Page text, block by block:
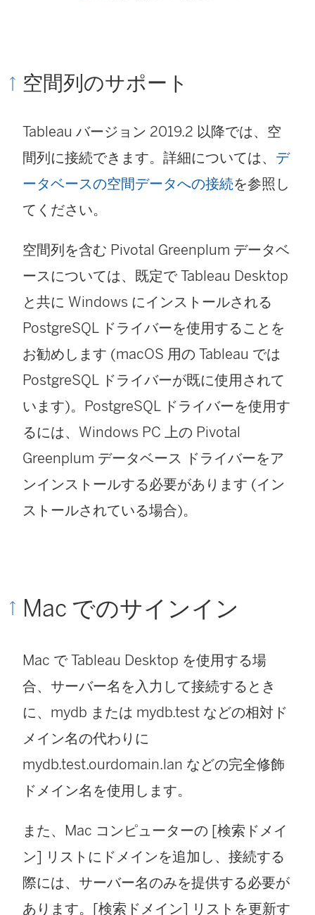
空間列のサポート
Tableau バージョン 2019.2 以降では、空
間列に接続できます。詳細については、 デ
ータベースの空間データへの接続を参照し
てください。
空間列を含む Pivotal Greenplum データベ
ースについては、既定で Tableau Desktop
と共に Windows にインストールされる
PostgreSQL ドライバーを使用することを
お勧めします (macOS 用の Tableau では
PostgreSQL ドライバーが既に使用されて
います)。PostgreSQL ドライバーを使用す
るには、Windows PC 上の Pivotal
Greenplum データベース ドライバーをア
ンインストールする必要があります (イン
ストールされている場合)。
Mac でのサインイン
Mac で Tableau Desktop を使用する場
合、サーバー名を入力して接続するとき
に、mydb または mydb.test などの相対ド
メイン名の代わりに
mydb.test.ourdomain.lan などの完全修飾
ドメイン名を使用します。
また、Mac コンピューターの [検索ドメイ
ン] リストにドメインを追加し、接続する
際には、サーバー名のみを提供する必要が
あります。[検索ドメイン] リストを更新す